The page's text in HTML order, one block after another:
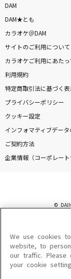
Kiroro
ガンパレード
～
山口一憲
缶ビール
DAM
DAM★とも
カラオケ＠DAM
サイトのご利用について
カラオケご利用にあた
利用規約
特定商取引法に基づく表
プライバシーポリシー
クッキー設定
インフォマティブデー
ご契約方法
企業情報（コーポレート
©
このサイトに掲載されて
を問わず、著作権法の定
を禁じます。
楽曲及びコンテンツは、
楽曲及びコンテンツの配
We use cookies
website, to
our traffic. Please
your cookie